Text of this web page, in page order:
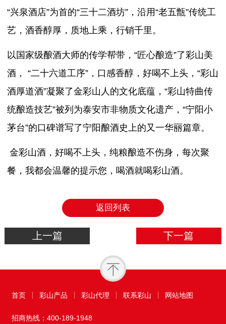
“兴泉酒店”为首的“三十二酒坊”，沿用“老五甑”传统工
艺，酒香醇厚，质地上乘，行销千里。
以国家级酿酒大师的传学帮带，“匠心酿造”了彩山美
酒， “二十六道工序”，口感香醇，好喝不上头，“彩山
酒厚道酒”凝聚了金彩山人的文化底蕴，“彩山特曲传
统酿造技艺”被列为泰安市非物质文化遗产，“宁阳小
茅台”的口碑谱写了宁阳酿酒史上的又一华丽篇章。
金彩山酒，好喝不上头，纯粮酿造不伤身，每次聚
餐，我都会温馨的提示您，喝酒就喝彩山酒。
返回列表
上一篇 下一篇
首页 彩山产品 彩山代理 联系彩山 网站地图
招商热线： 400-189-1948